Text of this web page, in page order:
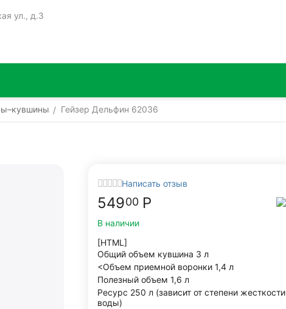
ул., д.3
/ Гейзер Дельфин 62036
Написать отзыв
54900 Р
В наличии
[HTML]
Общий объем кувшина 3 л
<Объем приемной воронки 1,4 л
Полезный объем 1,6 л
Ресурс 250 л (зависит от степени жесткости
воды)